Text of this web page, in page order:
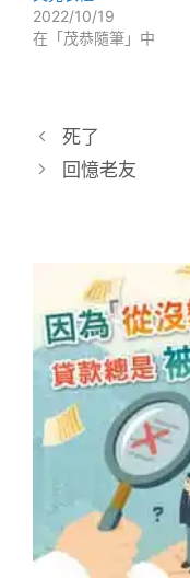
2022/10/19
在「茂恭隨筆」中
死了
回憶老友